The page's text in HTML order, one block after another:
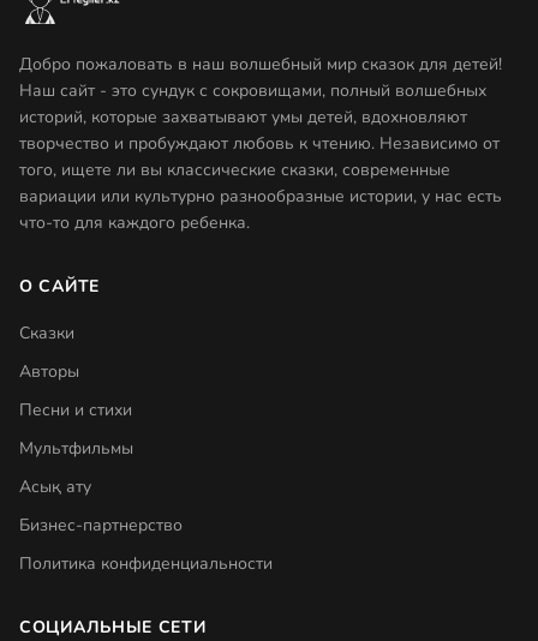
Добро пожаловать в наш волшебный мир сказок для детей!
Наш сайт - это сундук с сокровищами, полный волшебных
историй, которые захватывают умы детей, вдохновляют
творчество и пробуждают любовь к чтению. Независимо от
того, ищете ли вы классические сказки, современные
вариации или культурно разнообразные истории, у нас есть
что-то для каждого ребенка.
О САЙТЕ
Сказки
Авторы
Песни и стихи
Мультфильмы
Асық ату
Бизнес-партнерство
Политика конфиденциальности
СОЦИАЛЬНЫЕ СЕТИ